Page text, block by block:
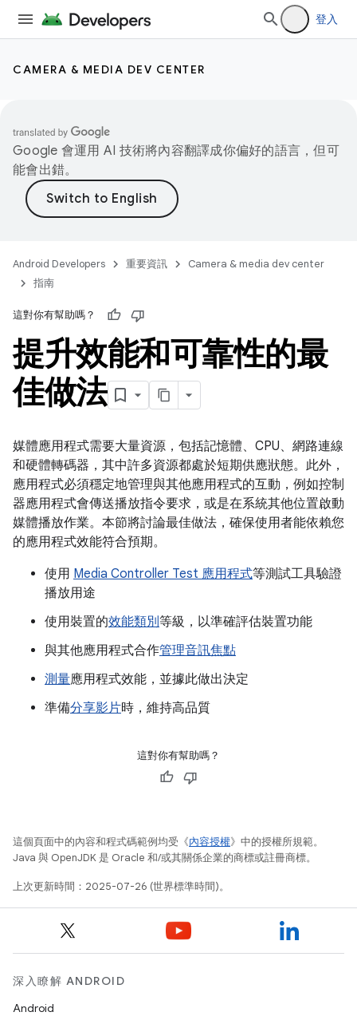
登入
CAMERA & MEDIA DEV CENTER
Google 會運用 AI 技術將內容翻譯成你偏好的語言，但可
能會出錯。
Android Developers 重要資訊
Camera & media dev center
指南
這對你有幫助嗎？
提升效能和可靠性的最
佳做法
媒體應用程式需要大量資源，包括記憶體、CPU、網路連線
和硬體轉碼器，其中許多資源都處於短期供應狀態。此外，
應用程式必須穩定地管理與其他應用程式的互動，例如控制
器應用程式會傳送播放指令要求，或是在系統其他位置啟動
媒體播放作業。本節將討論最佳做法，確保使用者能依賴您
的應用程式效能符合預期。
使用 Media Controller Test 應用程式等測試工具驗證
播放用途
使用裝置的效能類別等級，以準確評估裝置功能
與其他應用程式合作管理音訊焦點
測量應用程式效能，並據此做出決定
準備分享影片時，維持高品質
這對你有幫助嗎？
這個頁面中的內容和程式碼範例均受《內容授權》中的授權所規範。
Java 與 OpenJDK 是 Oracle 和/或其關係企業的商標或註冊商標。
上次更新時間：2025-07-26 (世界標準時間)。
深入瞭解 ANDROID
Android